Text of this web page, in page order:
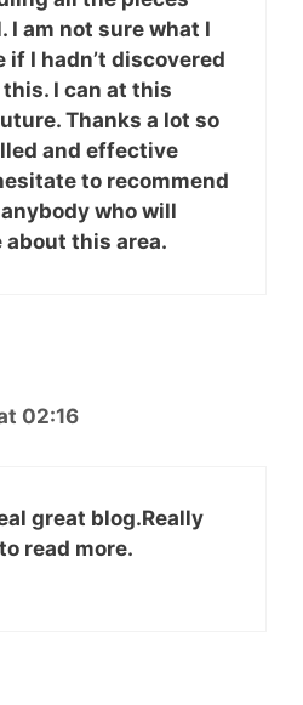
I am not sure what I
if I hadn’t discovered
I can at this
Thanks a lot so
and effective
to recommend
who will
about this area.
02:16
great blog.Really
read more.